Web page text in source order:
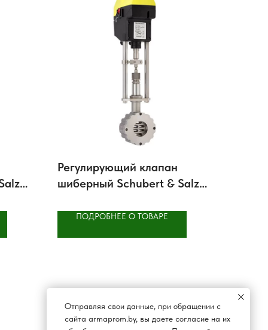
Регулирующий клапан
шиберный Schubert & Salzer
ПОДРОБНЕЕ О ТОВАРЕ
Отправляя свои данные, при обращении с
сайта armaprom.by, вы даете согласие на их